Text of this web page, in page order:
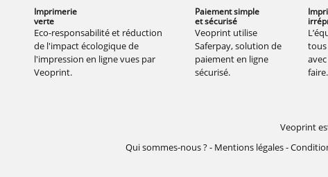
Imprimerie
verte
Eco-responsabilité et réduction
de l'impact écologique de
l'impression en ligne vues par
Veoprint.
Paiement simple
et sécurisé
Veoprint utilise
Saferpay, solution de
paiement en ligne
sécurisé.
faire.
Veoprint
Qui sommes-nous ?- Mentions légales-